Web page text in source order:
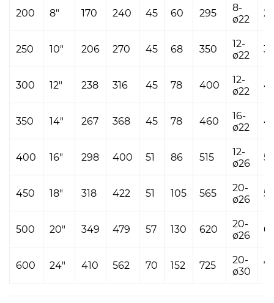
200 8" 170 240 45 60 295
8-
ø22
250 10" 206 270 45 68 350
12-
ø22
300 12" 238 316 45 78 400
12-
ø22
350 14" 267 368 45 78 460
16-
ø22
400 16" 298 400 51 86 515
12-
ø26
450 18" 318 422 51 105 565
20-
ø26
500 20" 349 479 57 130 620
20-
ø26
600 24" 410 562 70 152 725
20-
ø30